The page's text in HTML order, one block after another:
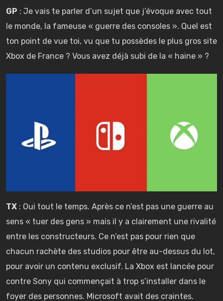
GP : Je vais te parler d’un sujet que j’évoque avec tout
le monde, la fameuse « guerre des consoles ». Quel est
ton point de vue toi, vu que tu possèdes le plus gros site
Xbox de France ? Vous avez déjà subi de la « haine » ?
TX : Oui tout le temps. Après ce n’est pas une guerre au
sens « tuer des gens » mais il y a clairement une rivalité
entre les constructeurs. Ce n’est pas pour rien que
chacun rachète des studios pour être au-dessus du lot,
pour avoir un contenu exclusif. La Xbox est lancée pour
contre Sony qui commençait à trop s’installer dans le
foyer des personnes. Microsoft avait des craintes.